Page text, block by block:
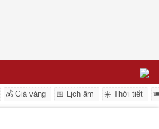
💰 Giá vàng 📅 Lịch âm ☀️ Thời tiết